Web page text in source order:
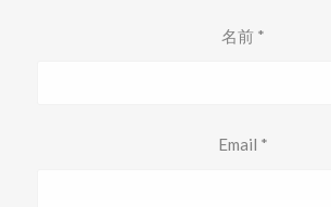
名前 *
Email *